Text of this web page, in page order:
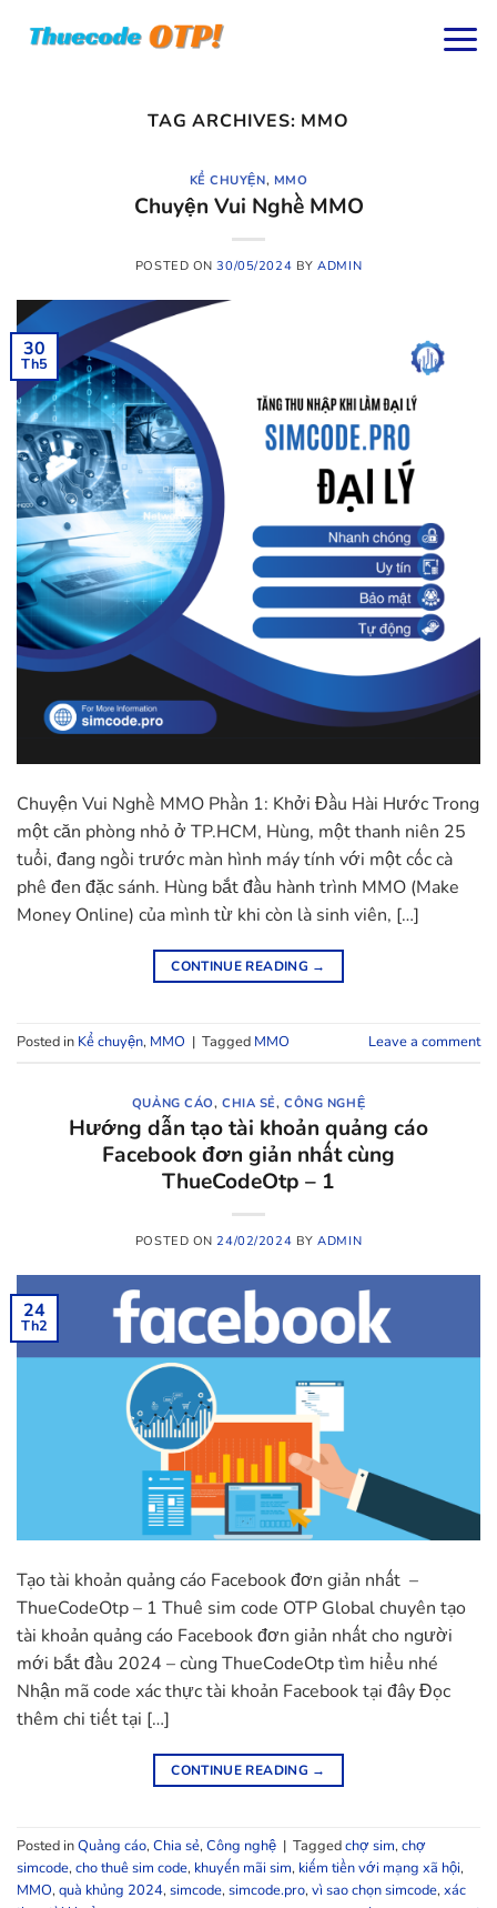
TAG ARCHIVES: MMO
KỂ CHUYỆN, MMO
Chuyện Vui Nghề MMO
POSTED ON30/05/2024 BYADMIN
30
Th5
Chuyện Vui Nghề MMO Phần 1: Khởi Đầu Hài Hước Trong
một căn phòng nhỏ ở TP.HCM, Hùng, một thanh niên 25
tuổi, đang ngồi trước màn hình máy tính với một cốc cà
phê đen đặc sánh. Hùng bắt đầu hành trình MMO (Make
Money Online) của mình từ khi còn là sinh viên, […]
CONTINUE READING →
Posted in Kể chuyện, MMO | Tagged MMO Leave a comment
QUẢNG CÁO,CHIA SẺ,CÔNG NGHỆ
Hướng dẫn tạo tài khoản quảng cáo
Facebook đơn giản nhất cùng
ThueCodeOtp – 1
POSTED ON24/02/2024 BYADMIN
24
Th2
Tạo tài khoản quảng cáo Facebook đơn giản nhất –
ThueCodeOtp – 1 Thuê sim code OTP Global chuyên tạo
tài khoản quảng cáo Facebook đơn giản nhất cho người
mới bắt đầu 2024 – cùng ThueCodeOtp tìm hiểu nhé
Nhận mã code xác thực tài khoản Facebook tại đây Đọc
thêm chi tiết tại […]
CONTINUE READING →
Posted inQuảng cáo, Chia sẻ, Công nghệ | Taggedchợ sim, chợ
simcode, cho thuê sim code, khuyến mãi sim, kiếm tiền với mạng xã hội,
MMO, quà khủng 2024, simcode, simcode.pro, vì sao chọn simcode, xác